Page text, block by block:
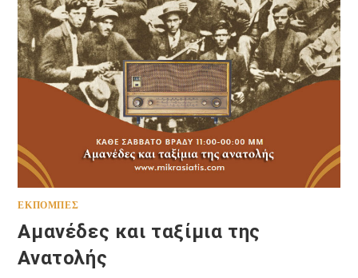
ΕΚΠΟΜΠΈΣ
Αμανέδες και ταξίμια της
Ανατολής